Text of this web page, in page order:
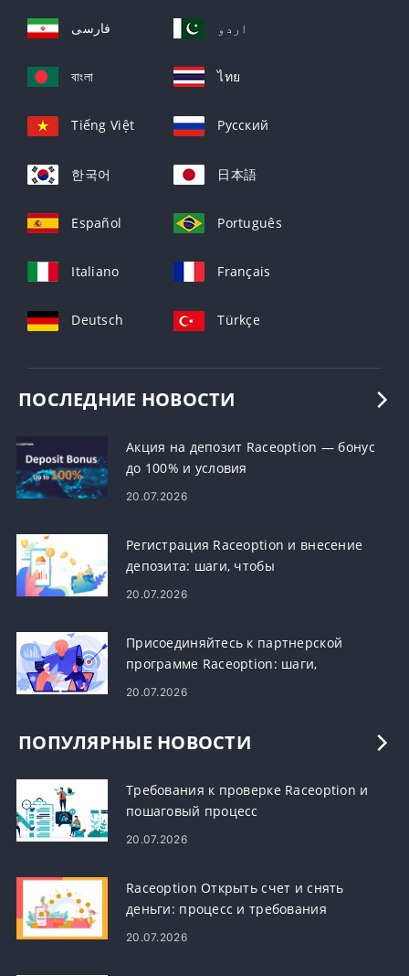
فارسی اردو
বাংলা ไทย
Tiếng Việt Русский
한국어 日本語
Español Português
Italiano Français
Deutsch Türkçe
ПОСЛЕДНИЕ НОВОСТИ
Акция на депозит Raceoption — бонус
до 100% и условия
20.07.2026
Регистрация Raceoption и внесение
депозита: шаги, чтобы
присоединиться и пополнить свой
20.07.2026
Присоединяйтесь к партнерской
программе Raceoption: шаги,
требования и выплаты
20.07.2026
ПОПУЛЯРНЫЕ НОВОСТИ
Требования к проверке Raceoption и
пошаговый процесс
20.07.2026
Raceoption Открыть счет и снять
деньги: процесс и требования
20.07.2026